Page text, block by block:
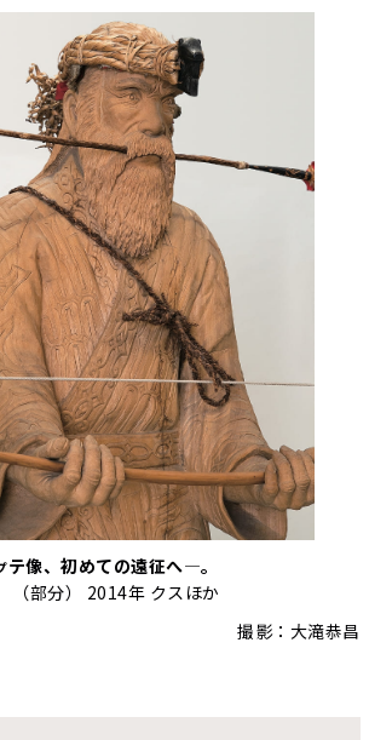
テ像、初めての遠征へ—。
（部分） 2014年 クスほか
撮影：大滝恭昌